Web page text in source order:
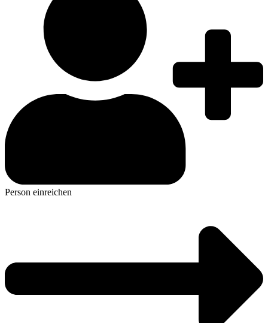
Person einreichen